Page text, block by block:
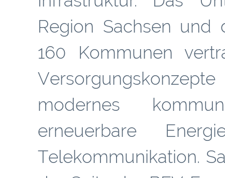
Region Sachsen und
160 Kommunen
modernes
erneuerbare
Telekommunikation.